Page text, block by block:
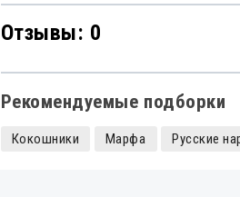
Отзывы: 0
Рекомендуемые подборки
Кокошники Марфа Русские